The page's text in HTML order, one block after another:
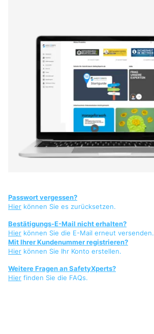
Passwort vergessen?
Hier können Sie es zurücksetzen.
Bestätigungs-E-Mail nicht erhalten?
Hier können Sie die E-Mail erneut versenden.
Mit Ihrer Kundenummer registrieren?
Hier können Sie Ihr Konto erstellen.
Weitere Fragen an SafetyXperts?
Hier finden Sie die FAQs.